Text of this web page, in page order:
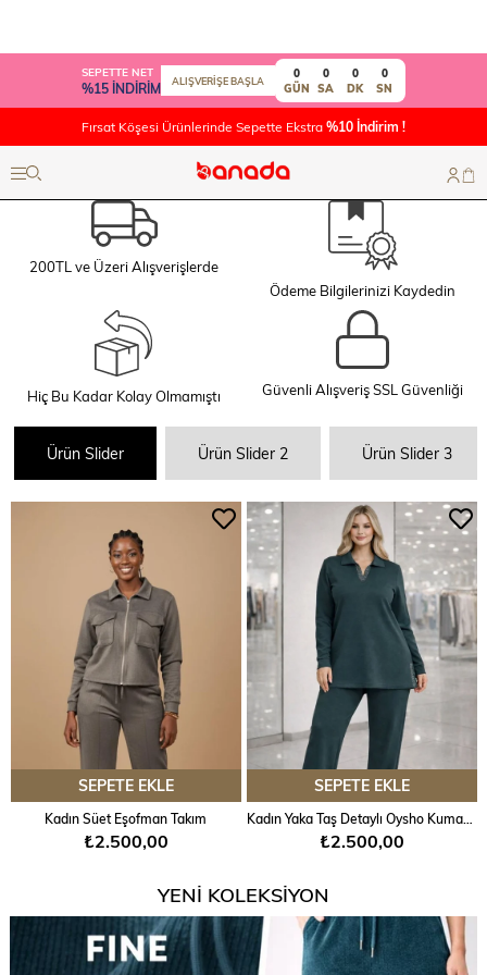
SEPETTE NET
%15 İNDİRİM ALIŞVERİŞE BAŞLA
0
GÜN
0
SA
0
DK
0
SN
Fırsat Köşesi Ürünlerinde Sepette Ekstra%10 İndirim !
200TL ve Üzeri Alışverişlerde
Ödeme Bilgilerinizi Kaydedin
Hiç Bu Kadar Kolay Olmamıştı Güvenli Alışveriş SSL Güvenliği
Ürün Slider Ürün Slider 2 Ürün Slider 3
SEPETE EKLE
Kadın Süet Eşofman Takım
₺2.500,00
SEPETE EKLE
Kadın Yaka Taş Detaylı Oysho Kumaş Eşofman Takım
₺2.500,00
YENİ KOLEKSİYON